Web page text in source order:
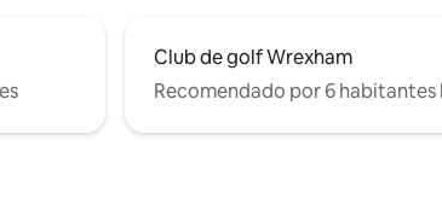
Club de golf Wrexham
Recomendado por 6 habitantes